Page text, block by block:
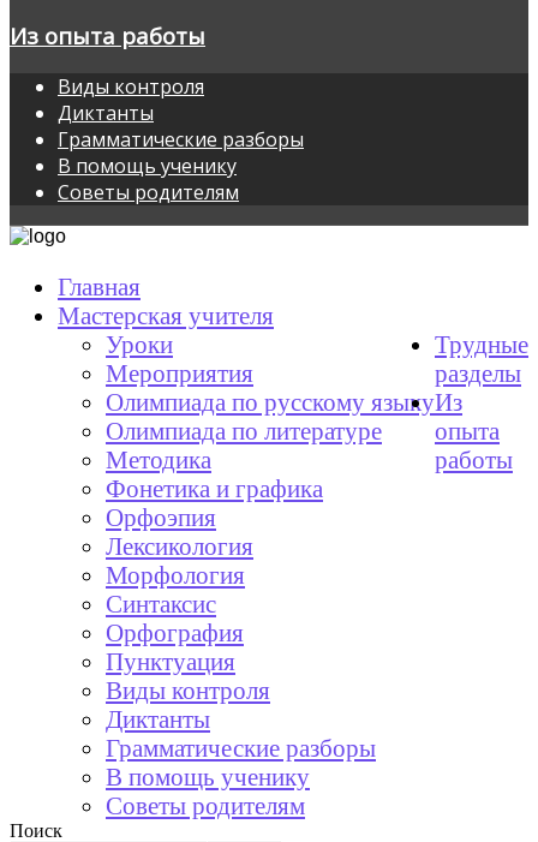
Из опыта работы
Виды контроля
Диктанты
Грамматические разборы
В помощь ученику
Советы родителям
Главная
Мастерская учителя
Уроки
Мероприятия
Олимпиада по русскому языку
Олимпиада по литературе
Методика
Трудные
разделы
Фонетика и графика
Орфоэпия
Лексикология
Морфология
Синтаксис
Орфография
Пунктуация
Из
опыта
работы
Виды контроля
Диктанты
Грамматические разборы
В помощь ученику
Советы родителям
Поиск